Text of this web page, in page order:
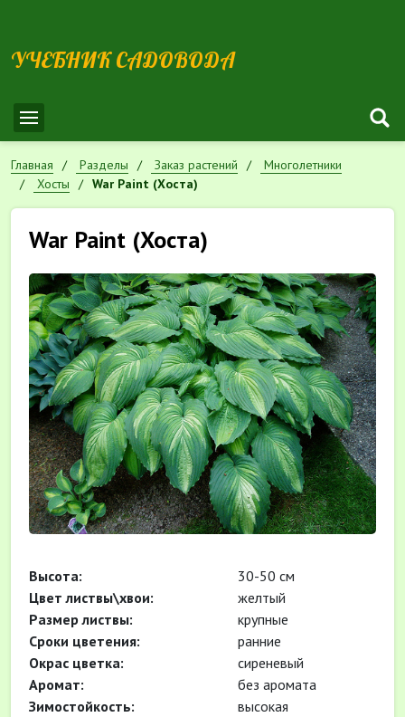
УЧЕБНИК САДОВОДА
Главная Разделы Заказ растений
Многолетники
Хосты
War Paint (Хоста)
War Paint (Хоста)
Высота:
30-50 см
Цвет листвы\хвои:
желтый
Размер листвы:
крупные
Cроки цветения:
ранние
Окрас цветка:
сиреневый
Аромат:
без аромата
Зимостойкость:
высокая